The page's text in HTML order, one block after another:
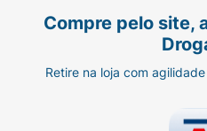
Compre pelo site,
Retire na loja com